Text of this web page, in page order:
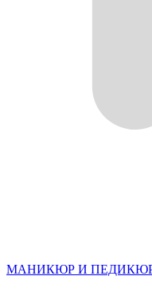
МАНИКЮР И